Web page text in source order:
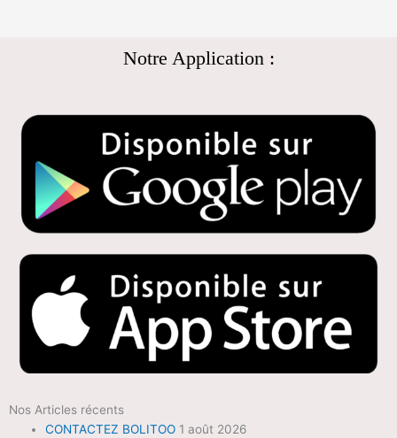
Notre Application :
Nos Articles récents
CONTACTEZ BOLITOO 1 août 2026